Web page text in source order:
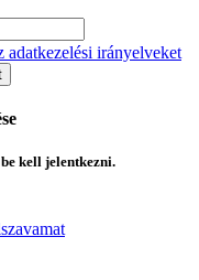
adatkezelési irányelveket
kell jelentkezni.